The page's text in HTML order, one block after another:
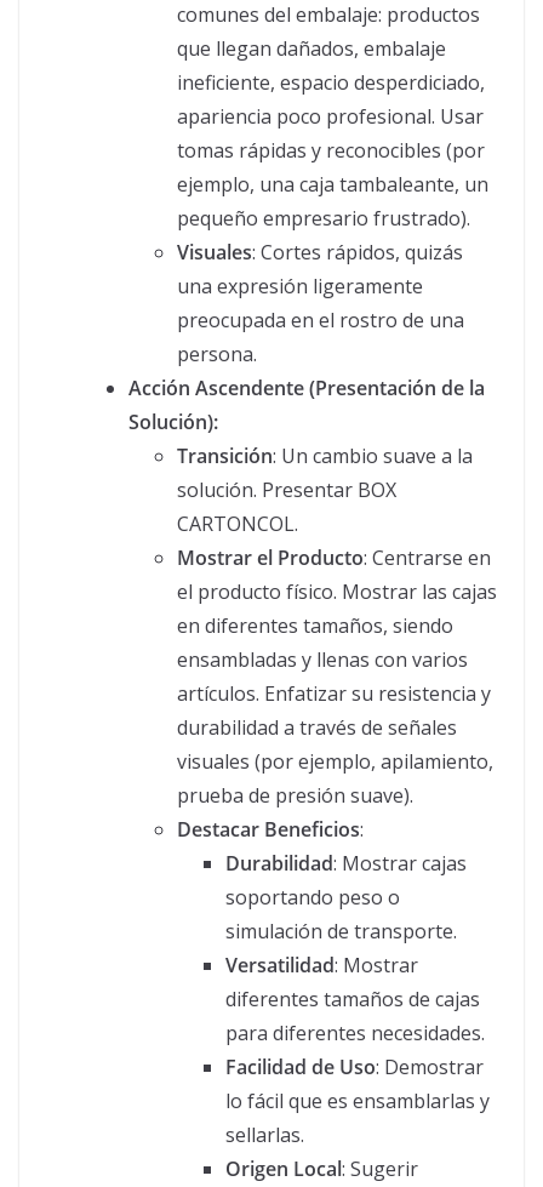
comunes del embalaje: productos
que llegan dañados, embalaje
ineficiente, espacio desperdiciado,
apariencia poco profesional. Usar
tomas rápidas y reconocibles (por
ejemplo, una caja tambaleante, un
pequeño empresario frustrado).
Visuales: Cortes rápidos, quizás
una expresión ligeramente
preocupada en el rostro de una
persona.
Acción Ascendente (Presentación de la
Solución):
Transición: Un cambio suave a la
solución. Presentar BOX
CARTONCOL.
Mostrar el Producto: Centrarse en
el producto físico. Mostrar las cajas
en diferentes tamaños, siendo
ensambladas y llenas con varios
artículos. Enfatizar su resistencia y
durabilidad a través de señales
visuales (por ejemplo, apilamiento,
prueba de presión suave).
Destacar Beneficios:
Durabilidad: Mostrar cajas
soportando peso o
simulación de transporte.
Versatilidad: Mostrar
diferentes tamaños de cajas
para diferentes necesidades.
Facilidad de Uso: Demostrar
lo fácil que es ensamblarlas y
sellarlas.
Origen Local: Sugerir